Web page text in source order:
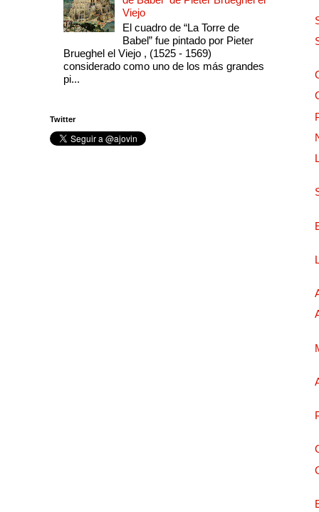
Viejo
El cuadro de “La Torre de
Babel” fue pintado por Pieter
Brueghel el Viejo , (1525 - 1569)
considerado como uno de los más grandes
pi...
Twitter